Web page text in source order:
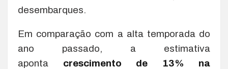
desembarques.
Em comparação com a alta temporada do
ano passado, a estimativa
aponta crescimento de 13% na